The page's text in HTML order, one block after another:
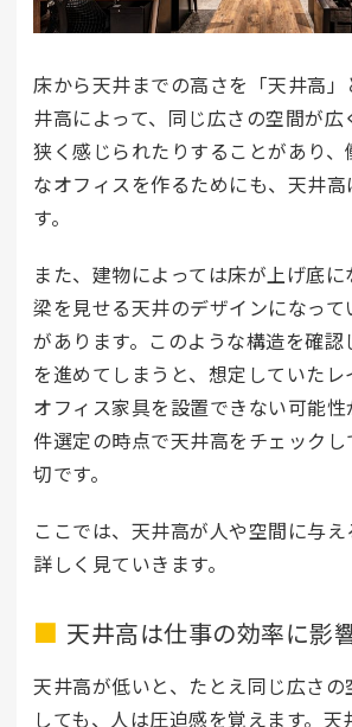
床から天井までの高さを「天井高」
井高によって、同じ広さの空間が広
狭く感じられたりすることがあり
なオフィスを作るためにも、天井
す。
また、建物によっては床が上げ底に
梁を見せる天井のデザインになって
があります。このような構造を確認
を進めてしまうと、想定していた
オフィス家具を設置できない可能
件選定の時点で天井高をチェック
切です。
ここでは、天井高が人や空間に与
詳しく見ていきます。
天井高は仕事の効率に影
天井高が低いと、たとえ同じ広さの
しても、人は圧迫感を覚えます。